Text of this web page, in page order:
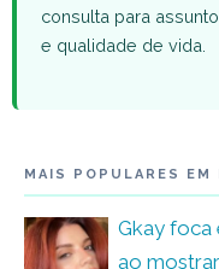
consulta para
e qualidade de vida.
MAIS POPULARES
Gkay foca
ao